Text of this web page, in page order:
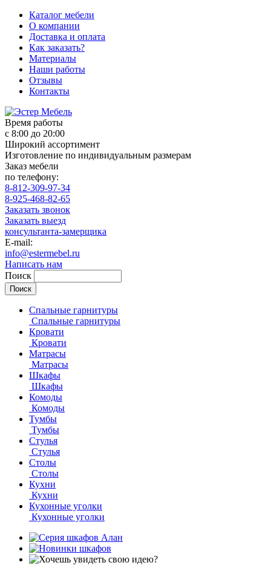
Каталог мебели
О компании
Доставка и оплата
Как заказать?
Материалы
Наши работы
Отзывы
Контакты
Время работы
с 8:00 до 20:00
Широкий ассортимент
Изготовление по индивидуальным размерам
Заказ мебели
по телефону:
8-812-309-97-34
8-925-468-82-65
Заказать звонок
Заказать выезд
консультанта-замерщика
E-mail:
info@estermebel.ru
Написать нам
Поиск
Спальные гарнитуры
Спальные гарнитуры
Кровати
Кровати
Матрасы
Матрасы
Шкафы
Шкафы
Комоды
Комоды
Тумбы
Тумбы
Стулья
Стулья
Столы
Столы
Кухни
Кухни
Кухонные уголки
Кухонные уголки